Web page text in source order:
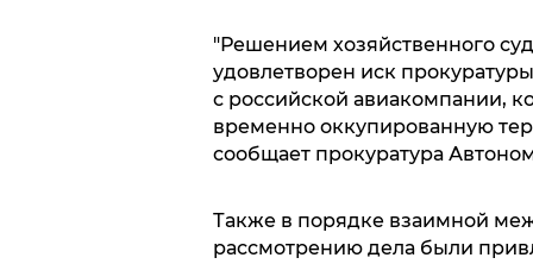
"Решением хозяйственного
удовлетворен иск
с российской авиакомпании,
временно оккупированную
сообщает прокуратура
Также в порядке взаимной
рассмотрению дела были